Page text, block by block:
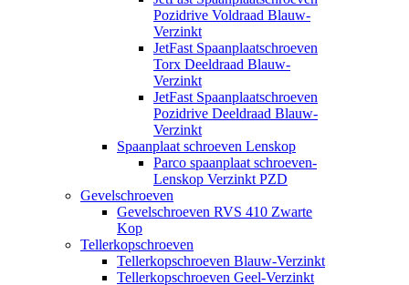
Pozidrive Voldraad Blauw-
Verzinkt
JetFast Spaanplaatschroeven
Torx Deeldraad Blauw-
Verzinkt
JetFast Spaanplaatschroeven
Pozidrive Deeldraad Blauw-
Verzinkt
Spaanplaat schroeven Lenskop
Parco spaanplaat schroeven-
Lenskop Verzinkt PZD
Gevelschroeven
Gevelschroeven RVS 410 Zwarte
Kop
Tellerkopschroeven
Tellerkopschroeven Blauw-Verzinkt
Tellerkopschroeven Geel-Verzinkt